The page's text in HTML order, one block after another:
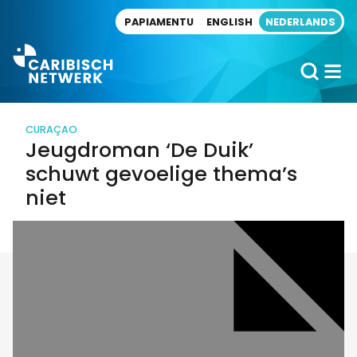
PAPIAMENTU ENGLISH NEDERLANDS
CURAÇAO
Jeugdroman ‘De Duik’
schuwt gevoelige thema’s
niet